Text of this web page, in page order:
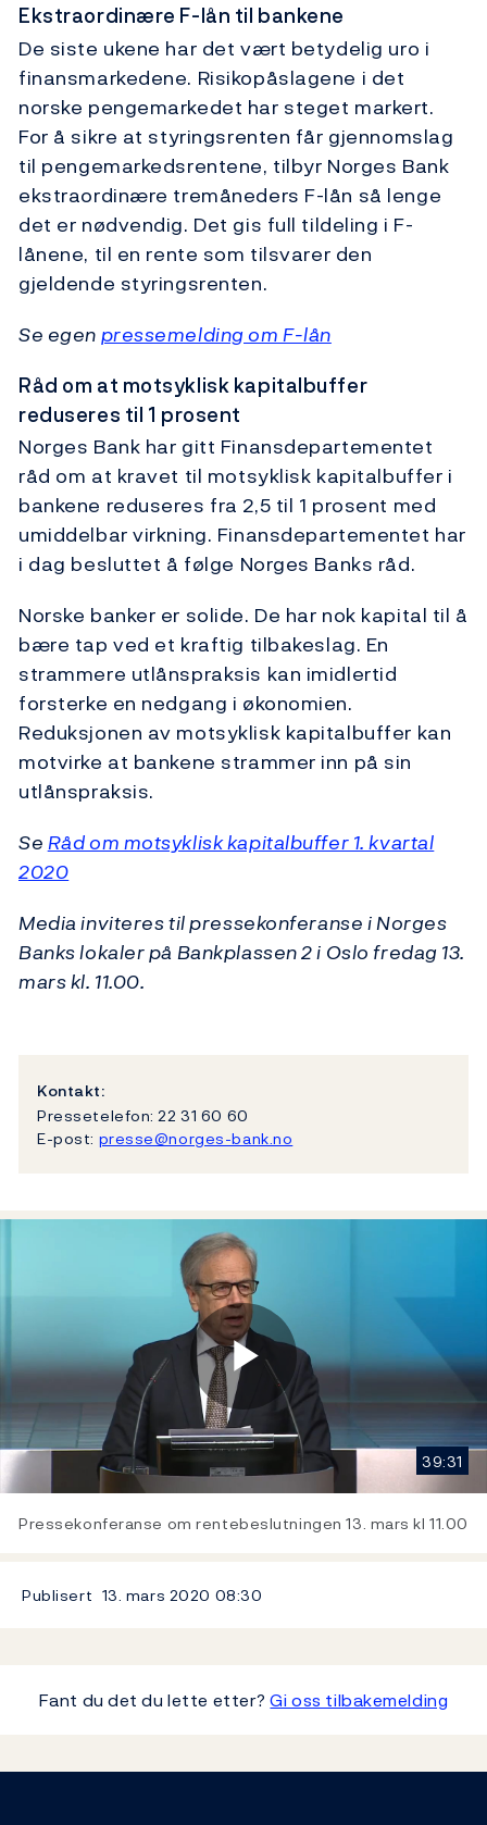
Ekstraordinære F-lån til bankene
De siste ukene har det vært betydelig uro i
finansmarkedene. Risikopåslagene i det
norske pengemarkedet har steget markert.
For å sikre at styringsrenten får gjennomslag
til pengemarkedsrentene, tilbyr Norges Bank
ekstraordinære tremåneders F-lån så lenge
det er nødvendig. Det gis full tildeling i F-
lånene, til en rente som tilsvarer den
gjeldende styringsrenten.
Se egenpressemelding om F-lån
Råd om at motsyklisk kapitalbuffer
reduseres til 1 prosent
Norges Bank har gitt Finansdepartementet
råd om at kravet til motsyklisk kapitalbuffer i
bankene reduseres fra 2,5 til 1 prosent med
umiddelbar virkning. Finansdepartementet har
i dag besluttet å følge Norges Banks råd.
Norske banker er solide. De har nok kapital til å
bære tap ved et kraftig tilbakeslag. En
strammere utlånspraksis kan imidlertid
forsterke en nedgang i økonomien.
Reduksjonen av motsyklisk kapitalbuffer kan
motvirke at bankene strammer inn på sin
utlånspraksis.
SeRåd om motsyklisk kapitalbuffer 1. kvartal
2020
Media inviteres til pressekonferanse i Norges
Banks lokaler på Bankplassen 2 i Oslo fredag 13.
mars kl. 11.00.
Kontakt:
Pressetelefon: 22 31 60 60
E-post: presse@norges-bank.no
Play
Video
39:31
Pressekonferanse om rentebeslutningen 13. mars kl 11.00
Publisert 13. mars 2020 08:30
Fant du det du lette etter?Gi oss tilbakemelding